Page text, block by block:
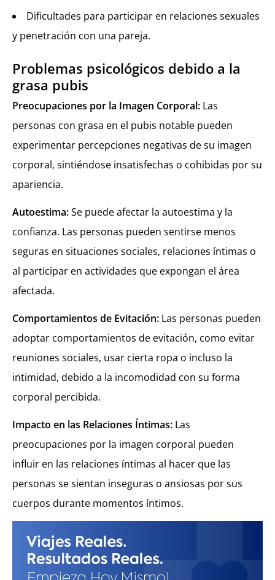
Dificultades para participar en relaciones sexuales
y penetración con una pareja.
Problemas psicológicos debido a la
grasa pubis
Preocupaciones por la Imagen Corporal: Las
personas con grasa en el pubis notable pueden
experimentar percepciones negativas de su imagen
corporal, sintiéndose insatisfechas o cohibidas por su
apariencia.
Autoestima:Se puede afectar la autoestima y la
confianza. Las personas pueden sentirse menos
seguras en situaciones sociales, relaciones íntimas o
al participar en actividades que expongan el área
afectada.
Comportamientos de Evitación: Las personas pueden
adoptar comportamientos de evitación, como evitar
reuniones sociales, usar cierta ropa o incluso la
intimidad, debido a la incomodidad con su forma
corporal percibida.
Impacto en las Relaciones Íntimas: Las
preocupaciones por la imagen corporal pueden
influir en las relaciones íntimas al hacer que las
personas se sientan inseguras o ansiosas por sus
cuerpos durante momentos íntimos.